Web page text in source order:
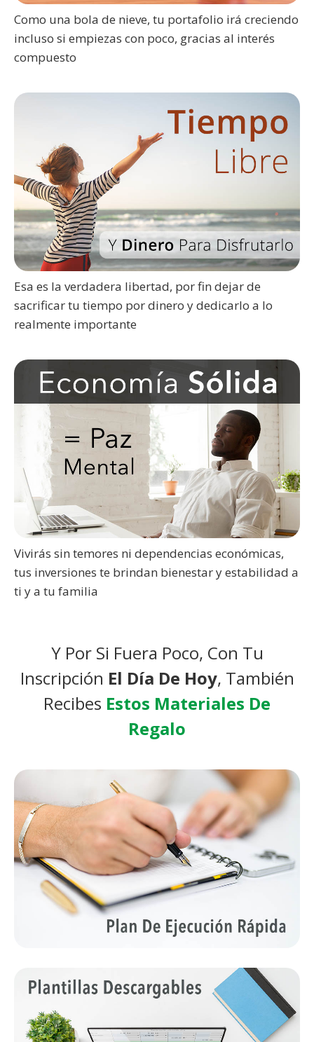
Como una bola de nieve, tu portafolio irá creciendo
incluso si empiezas con poco, gracias al interés
compuesto
Esa es la verdadera libertad, por fin dejar de
sacrificar tu tiempo por dinero y dedicarlo a lo
realmente importante
Vivirás sin temores ni dependencias económicas,
tus inversiones te brindan bienestar y estabilidad a
ti y a tu familia
Y Por Si Fuera Poco, Con Tu
Inscripción El Día De Hoy, También
Recibes Estos Materiales De
Regalo